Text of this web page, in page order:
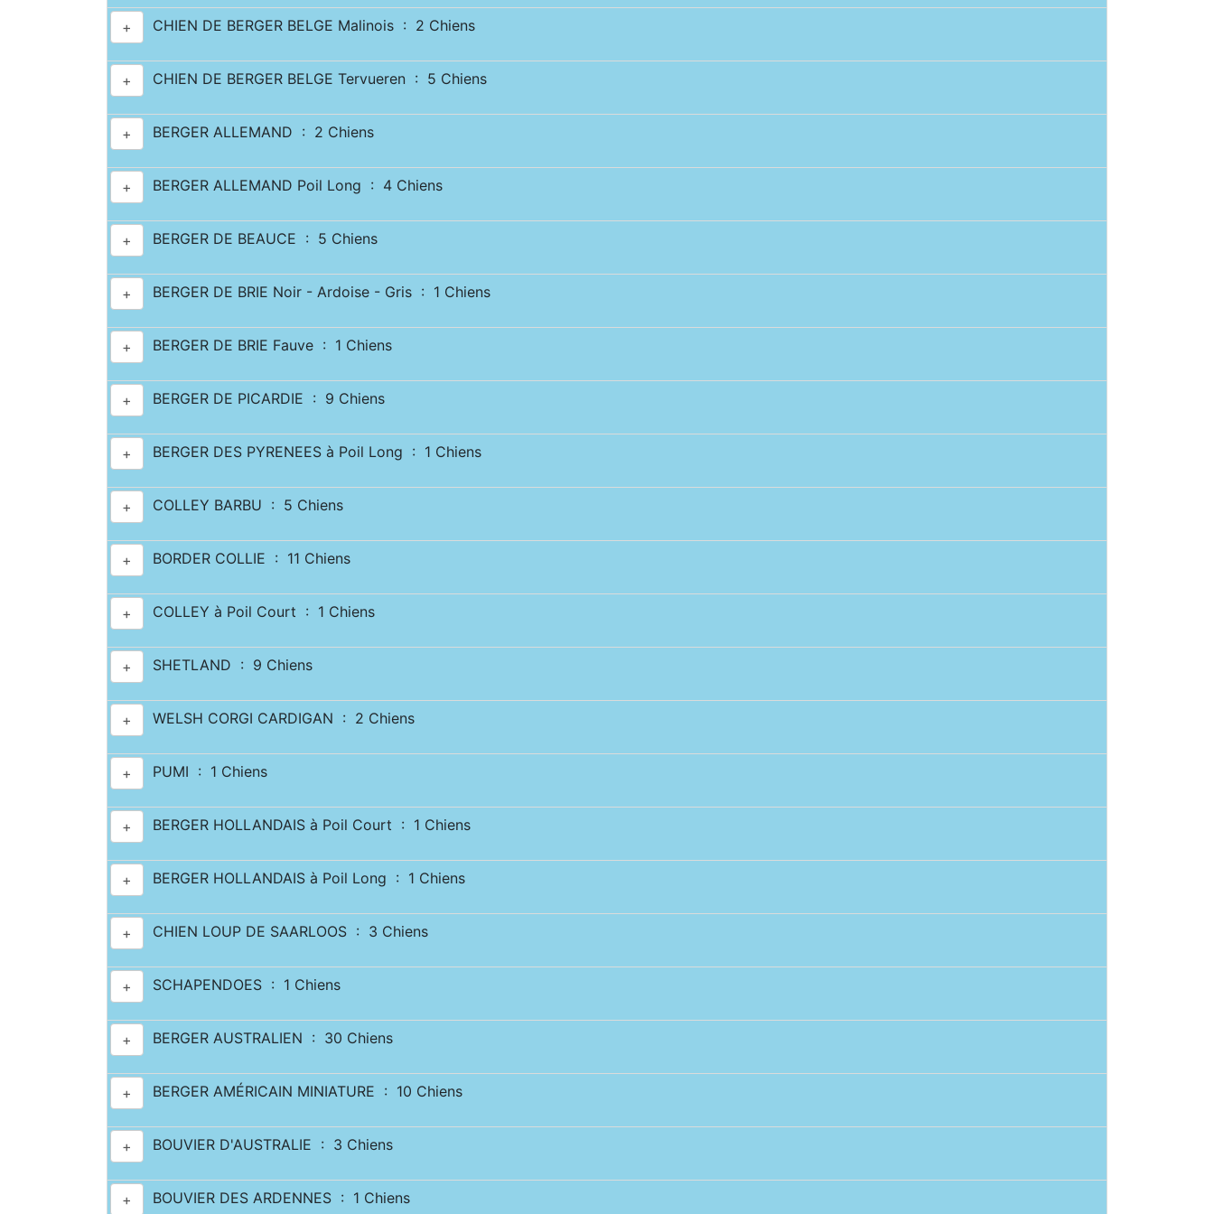
+ CHIEN DE BERGER BELGE Malinois : 2 Chiens
+ CHIEN DE BERGER BELGE Tervueren : 5 Chiens
+ BERGER ALLEMAND : 2 Chiens
+ BERGER ALLEMAND Poil Long : 4 Chiens
+ BERGER DE BEAUCE : 5 Chiens
+ BERGER DE BRIE Noir - Ardoise - Gris : 1 Chiens
+ BERGER DE BRIE Fauve : 1 Chiens
+ BERGER DE PICARDIE : 9 Chiens
+ BERGER DES PYRENEES à Poil Long : 1 Chiens
+ COLLEY BARBU : 5 Chiens
+ BORDER COLLIE : 11 Chiens
+ COLLEY à Poil Court : 1 Chiens
+ SHETLAND : 9 Chiens
+ WELSH CORGI CARDIGAN : 2 Chiens
+ PUMI : 1 Chiens
+ BERGER HOLLANDAIS à Poil Court : 1 Chiens
+ BERGER HOLLANDAIS à Poil Long : 1 Chiens
+ CHIEN LOUP DE SAARLOOS : 3 Chiens
+ SCHAPENDOES : 1 Chiens
+ BERGER AUSTRALIEN : 30 Chiens
+ BERGER AMÉRICAIN MINIATURE : 10 Chiens
+ BOUVIER D'AUSTRALIE : 3 Chiens
+ BOUVIER DES ARDENNES : 1 Chiens